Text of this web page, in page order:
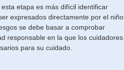
etapa es más difícil identificar
expresados directamente por el niño
se debe basar a comprobar
responsable en la que los cuidadores
para su cuidado.